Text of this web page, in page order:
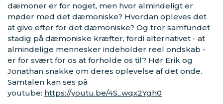
dæmoner er for noget, men hvor almindeligt er
møder med det dæmoniske? Hvordan opleves det
at give efter for det dæmoniske? Og tror samfundet
stadig på dæmoniske kræfter, fordi alternativet - at
almindelige mennesker indeholder reel ondskab -
er for svært for os at forholde os til? Hør Erik og
Jonathan snakke om deres oplevelse af det onde.
Samtalen kan ses på
youtube: https://youtu.be/4S_wqx2Ygh0